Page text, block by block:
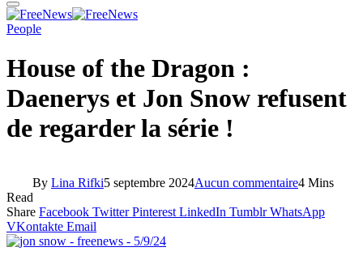
People
House of the Dragon :
Daenerys et Jon Snow refusent
de regarder la série !
By Lina Rifki5 septembre 2024Aucun commentaire4 Mins
Read
Share Facebook Twitter Pinterest LinkedIn Tumblr WhatsApp
VKontakte Email